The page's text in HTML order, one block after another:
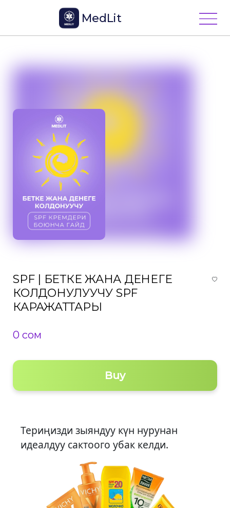
MedLit
SPF | БЕТКЕ ЖАНА ДЕНЕГЕ
КОЛДОНУЛУУЧУ SPF
КАРАЖАТТАРЫ
0 сом
Buy
Териңизди зыяндуу күн нурунан
идеалдуу сактоого убак келди.